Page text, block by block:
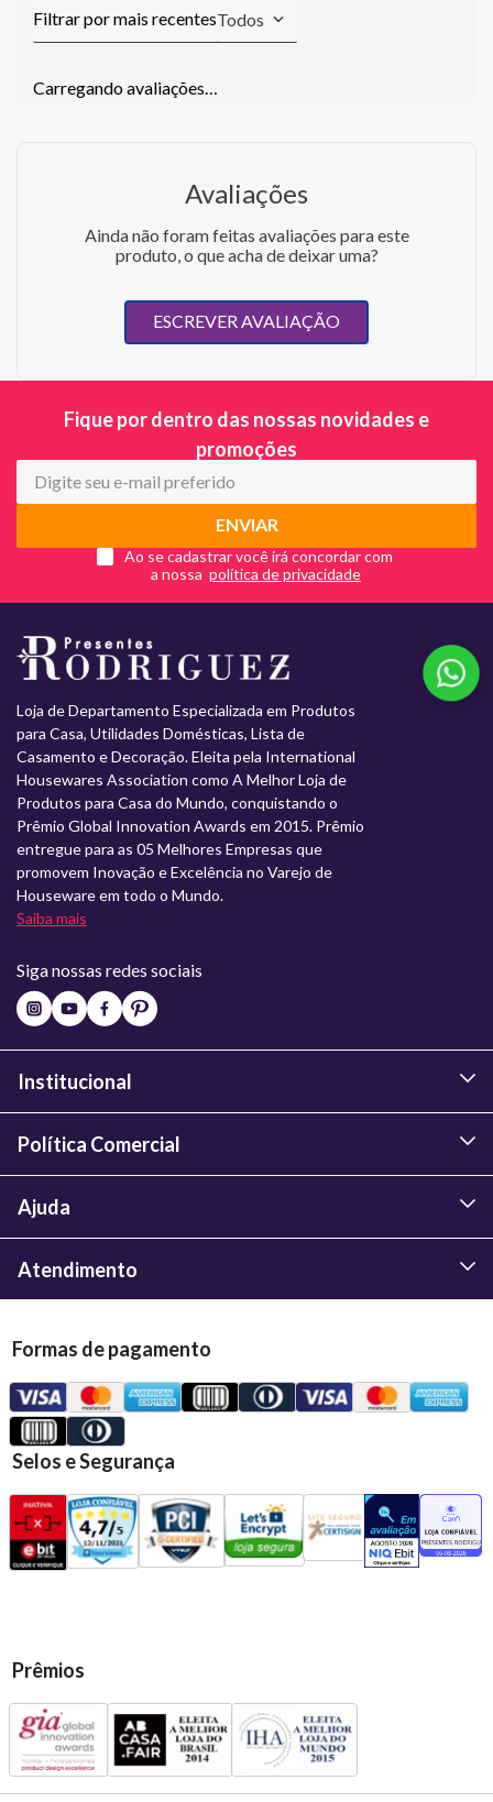
Todos
Carregando avaliações…
Avaliações
Ainda não foram feitas avaliações para este
produto, o que acha de deixar uma?
ESCREVER AVALIAÇÃO
Fique por dentro das nossas novidades e
promoções
ENVIAR
Ao se cadastrar você irá concordar com
a nossa
Loja de Departamento Especializada em Produtos
para Casa, Utilidades Domésticas, Lista de
Casamento e Decoração. Eleita pela International
Housewares Association como A Melhor Loja de
Produtos para Casa do Mundo, conquistando o
Prêmio Global Innovation Awards em 2015. Prêmio
entregue para as 05 Melhores Empresas que
promovem Inovação e Excelência no Varejo de
Houseware em todo o Mundo.
Saiba mais
Siga nossas redes sociais
Institucional
Política Comercial
Ajuda
Atendimento
Formas de pagamento
Selos e Segurança
Prêmios